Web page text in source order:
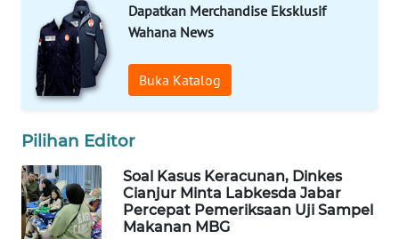
Dapatkan Merchandise Eksklusif
Wahana News
Buka Katalog
Pilihan Editor
Soal Kasus Keracunan, Dinkes
Cianjur Minta Labkesda Jabar
Percepat Pemeriksaan Uji Sampel
Makanan MBG
FORWAMKI
ALPERKLINAS
FORJASIDA
TAMBANG
NEWS
SITUNGIR
NEWS